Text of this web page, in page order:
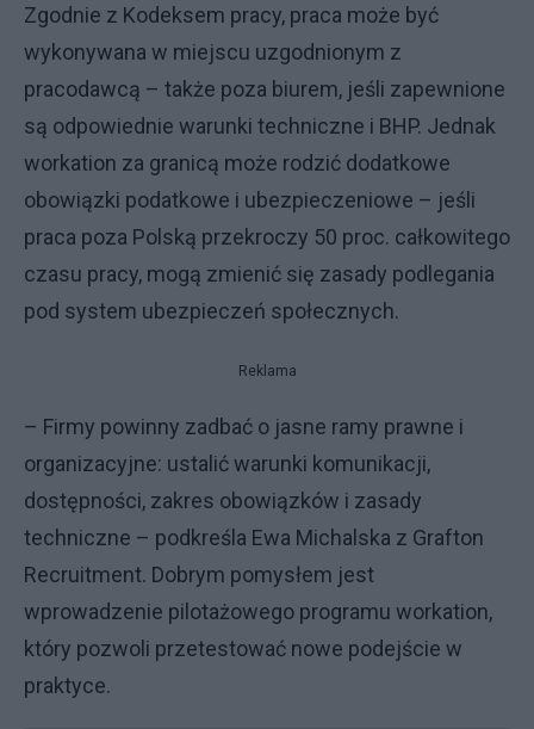
Zgodnie z Kodeksem pracy, praca może być
wykonywana w miejscu uzgodnionym z
pracodawcą – także poza biurem, jeśli zapewnione
są odpowiednie warunki techniczne i BHP. Jednak
workation za granicą może rodzić dodatkowe
obowiązki podatkowe i ubezpieczeniowe – jeśli
praca poza Polską przekroczy 50 proc. całkowitego
czasu pracy, mogą zmienić się zasady podlegania
pod system ubezpieczeń społecznych.
Reklama
– Firmy powinny zadbać o jasne ramy prawne i
organizacyjne: ustalić warunki komunikacji,
dostępności, zakres obowiązków i zasady
techniczne – podkreśla Ewa Michalska z Grafton
Recruitment. Dobrym pomysłem jest
wprowadzenie pilotażowego programu workation,
który pozwoli przetestować nowe podejście w
praktyce.